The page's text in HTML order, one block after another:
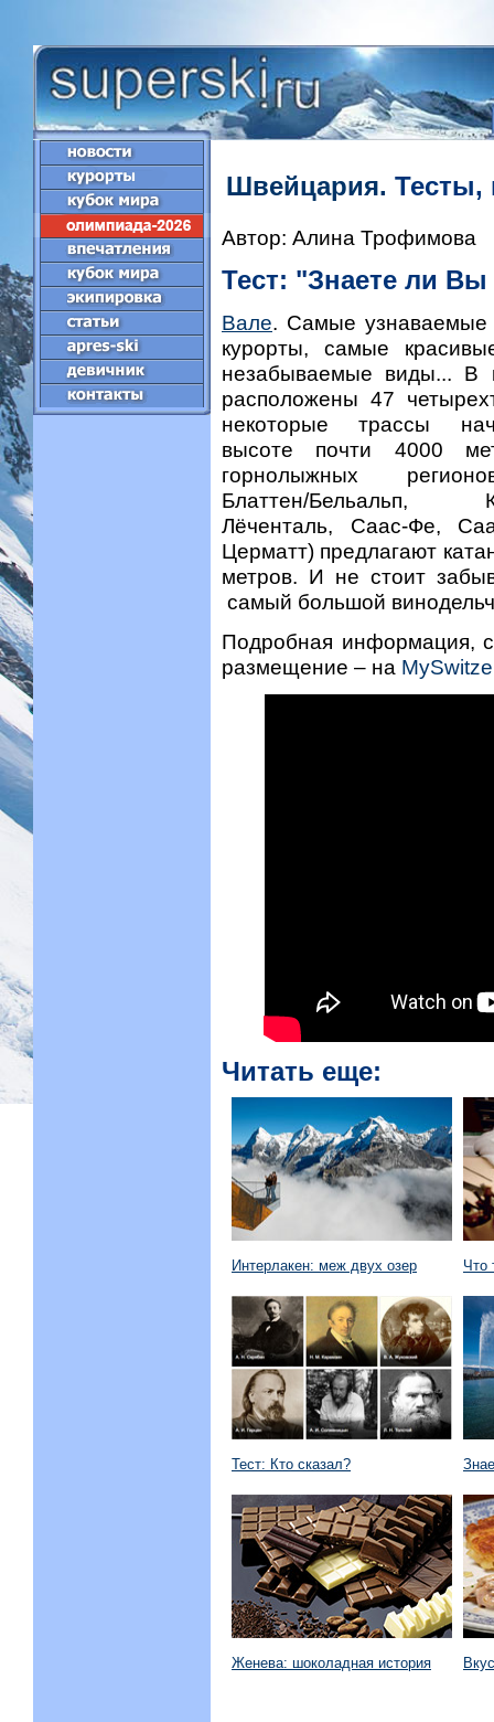
Швейцария. Тесты,
Автор: Алина Трофимова
Тест: "Знаете ли
Вале. Самые узнаваемые
курорты, самые
незабываемые виды... В
расположены 47
некоторые трассы
высоте почти 4000
горнолыжных
Блаттен/Бельальп,
Лёченталь, Саас-Фе,
Церматт) предлагают
метров. И не стоит
самый большой
Подробная информация,
размещение – на
Читать еще:
Интерлакен: меж двух озер Что
Тест: Кто сказал?
Женева: шоколадная история